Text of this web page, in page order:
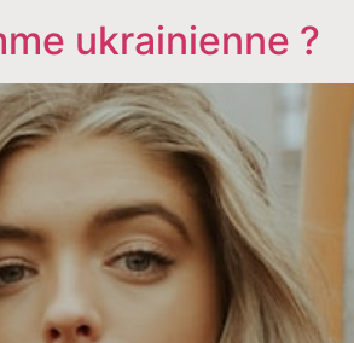
ukrainienne ?